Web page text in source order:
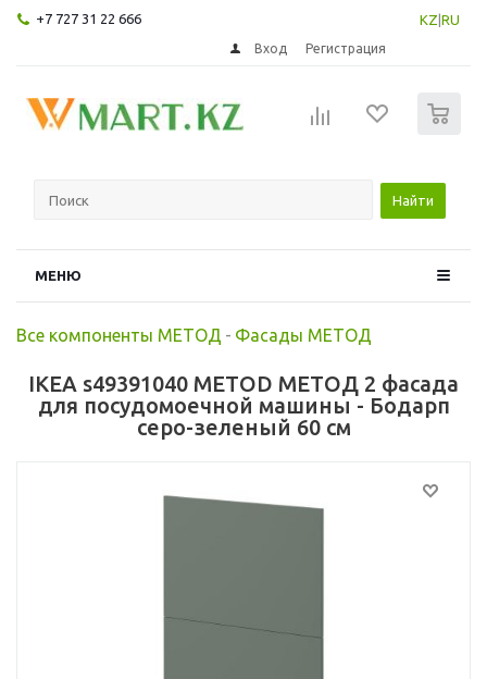
+7 727 31 22 666 KZ RU
Вход Регистрация
Найти
МЕНЮ
Все компоненты МЕТОД - Фасады МЕТОД
IKEA s49391040 METOD МЕТОД 2 фасада
для посудомоечной машины - Бодарп
серо-зеленый 60 см